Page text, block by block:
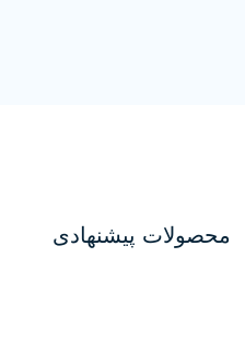
محصولات پیشنهادی